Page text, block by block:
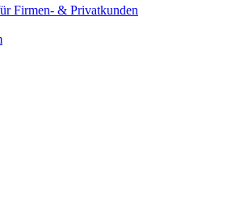
Firmen- & Privatkunden